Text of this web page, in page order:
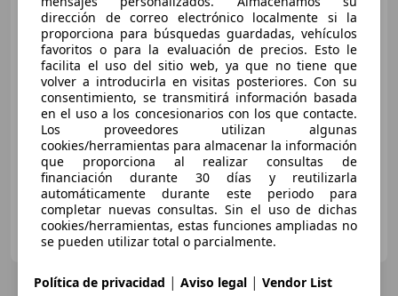
Custom/Caféracer
€ 9.800
05/2006 15.890 km Gasolina 65 kW (88 CV)
Particular
DE-75196 Remchingen
dirección de correo electrónico localmente si la
proporciona para búsquedas guardadas, vehículos
favoritos o para la evaluación de precios. Esto le
facilita el uso del sitio web, ya que no tiene que
volver a introducirla en visitas posteriores. Con su
consentimiento, se transmitirá información basada
en el uso a los concesionarios con los que contacte.
Los proveedores utilizan algunas
cookies/herramientas para almacenar la información
que proporciona al realizar consultas de
financiación durante 30 días y reutilizarla
automáticamente durante este periodo para
completar nuevas consultas. Sin el uso de dichas
cookies/herramientas, estas funciones ampliadas no
se pueden utilizar total o parcialmente.
Política de privacidad | Aviso legal | Vendor List